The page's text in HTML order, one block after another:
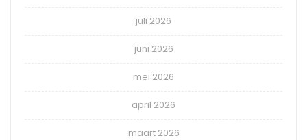
juli 2026
juni 2026
mei 2026
april 2026
maart 2026